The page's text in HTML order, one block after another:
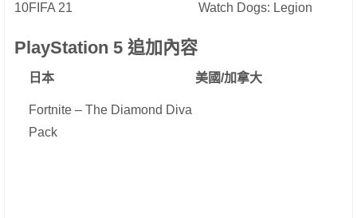
10FIFA 21 Watch Dogs: Legion
PlayStation 5 追加內容
日本 美國/加拿大
Fortnite – The Diamond Diva
Pack